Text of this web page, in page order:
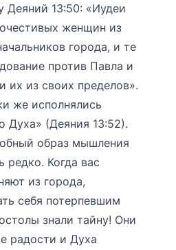
Деяний 13:50: «Иудеи
женщин из
города, и те
против Павла и
их из своих пределов».
же исполнялись
Духа» (Деяния 13:52).
образ мышления
редко. Когда вас
из города,
себя потерпевшим
знали тайну! Они
радости и Духа